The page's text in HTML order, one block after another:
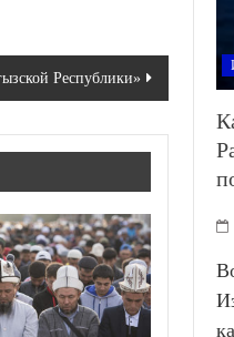
Республики»